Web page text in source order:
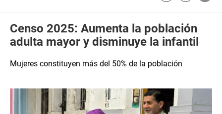
Censo 2025: Aumenta la población
adulta mayor y disminuye la infantil
Mujeres constituyen más del 50% de la población